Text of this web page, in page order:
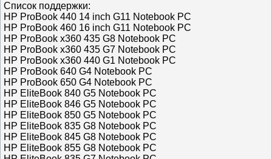
Список поддержки:
HP ProBook 440 14 inch G11 Notebook PC
HP ProBook 460 16 inch G11 Notebook PC
HP ProBook x360 435 G8 Notebook PC
HP ProBook x360 435 G7 Notebook PC
HP ProBook x360 440 G1 Notebook PC
HP ProBook 640 G4 Notebook PC
HP ProBook 650 G4 Notebook PC
HP EliteBook 840 G5 Notebook PC
HP EliteBook 846 G5 Notebook PC
HP EliteBook 850 G5 Notebook PC
HP EliteBook 835 G8 Notebook PC
HP EliteBook 845 G8 Notebook PC
HP EliteBook 855 G8 Notebook PC